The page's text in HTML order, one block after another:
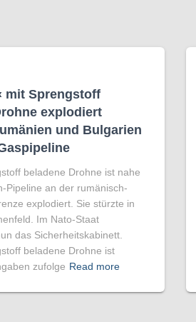
mit Sprengstoff
explodiert
und Bulgarien
beladene Drohne ist nahe
Pipeline an der rumänisch-
explodiert. Sie stürzte in
Im Nato-Staat
das Sicherheitskabinett.
beladene Drohne ist
zufolge Read more